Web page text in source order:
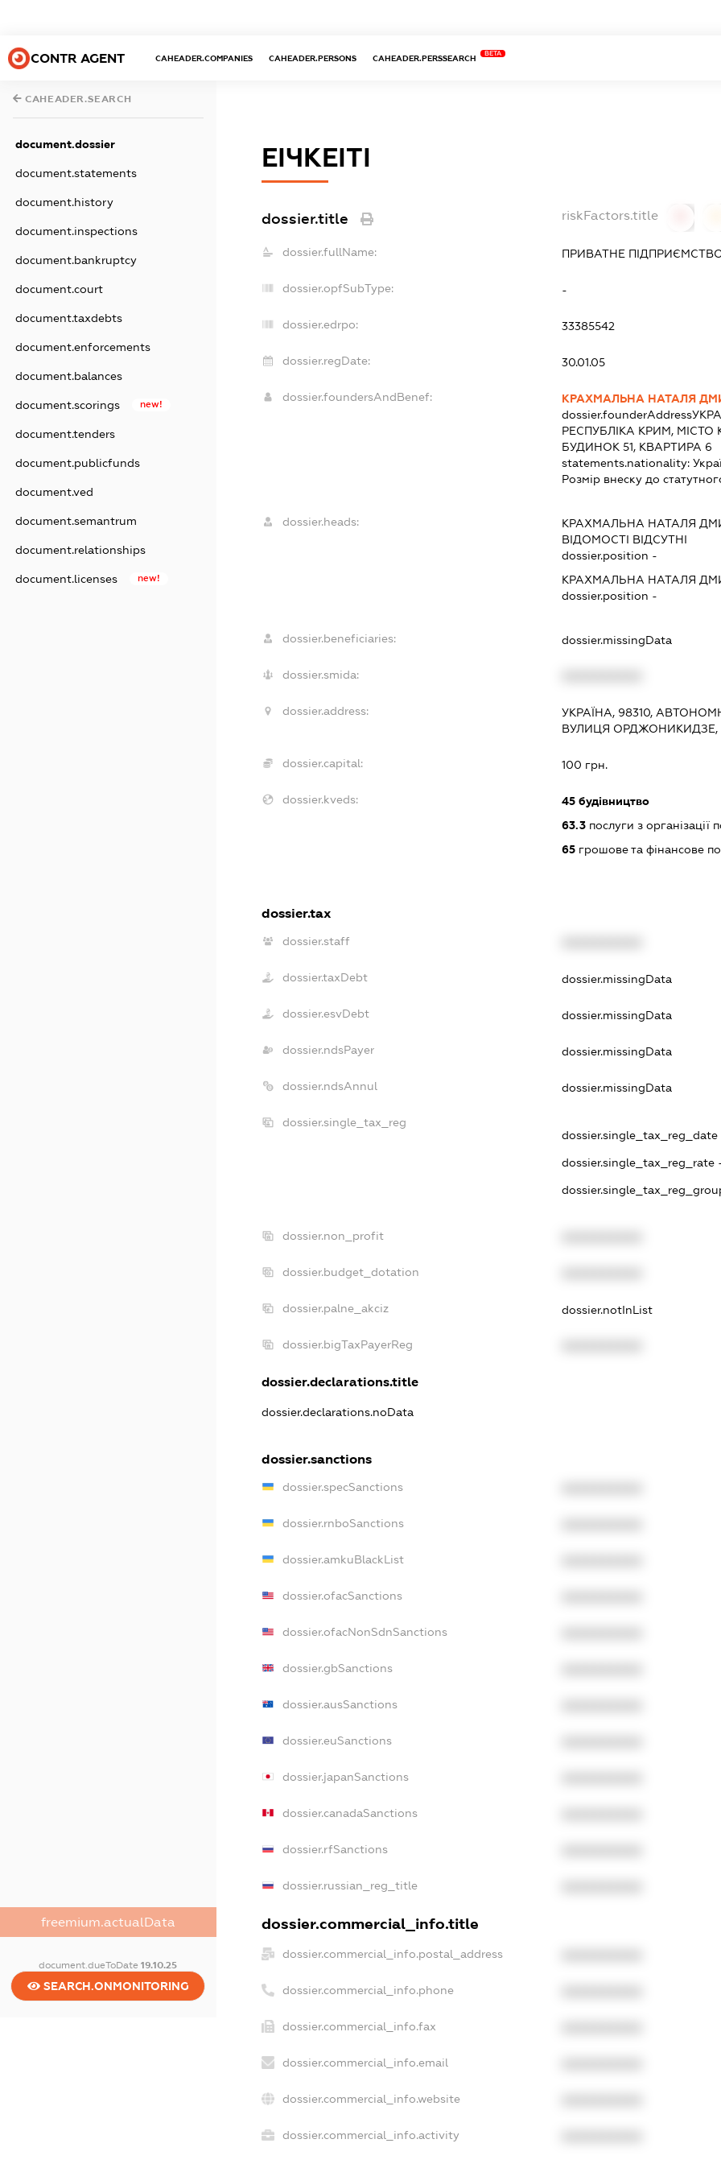
CONTR AGENT CAHEADER.COMPANIES CAHEADER.PERSONS CAHEADER.PERSSEARCH
BETA
CAHEADER.SEARCH
document.dossier
document.statements
document.history
document.inspections
document.bankruptcy
document.court
document.taxdebts
document.enforcements
document.balances
document.scorings new!
document.tenders
document.publicfunds
document.ved
document.semantrum
document.relationships
document.licenses new!
freemium.actualData
document.dueToDate19.10.25
SEARCH.ONMONITORING
ЕІЧКЕІТІ
dossier.title riskFactors.title
dossier.fullName: ПРИВАТНЕ ПІДПРИЄМСТВО
dossier.opfSubType: -
dossier.edrpo: 33385542
dossier.regDate: 30.01.05
dossier.foundersAndBenef:
КРАХМАЛЬНА НАТАЛЯ
dossier.founderAddress
РЕСПУБЛІКА КРИМ,
БУДИНОК 51, КВАРТИРА 6
statements.nationality:
Розмір внеску до
dossier.heads: КРАХМАЛЬНА НАТАЛЯ
ВІДОМОСТІ ВІДСУТНІ
dossier.position -
КРАХМАЛЬНА НАТАЛЯ
dossier.position -
dossier.beneficiaries: dossier.missingData
dossier.smida:
dossier.address:
УКРАЇНА, 98310,
ВУЛИЦЯ ОРДЖОНИКИДЗЕ,
dossier.capital: 100 грн.
dossier.kveds: 45будівництво
63.3послуги з організації
65грошове та фінансове
dossier.tax
dossier.staff
dossier.taxDebt dossier.missingData
dossier.esvDebt dossier.missingData
dossier.ndsPayer dossier.missingData
dossier.ndsAnnul dossier.missingData
dossier.single_tax_reg
dossier.single_tax_reg_date -
dossier.single_tax_reg_rate
dossier.non_profit
dossier.budget_dotation
dossier.palne_akciz dossier.notInList
dossier.bigTaxPayerReg
dossier.declarations.title
dossier.declarations.noData
dossier.sanctions
dossier.specSanctions
dossier.rnboSanctions
dossier.amkuBlackList
dossier.ofacSanctions
dossier.ofacNonSdnSanctions
dossier.gbSanctions
dossier.ausSanctions
dossier.euSanctions
dossier.japanSanctions
dossier.canadaSanctions
dossier.rfSanctions
dossier.russian_reg_title
dossier.commercial_info.title
dossier.commercial_info.postal_address
dossier.commercial_info.phone
dossier.commercial_info.fax
dossier.commercial_info.email
dossier.commercial_info.website
dossier.commercial_info.activity